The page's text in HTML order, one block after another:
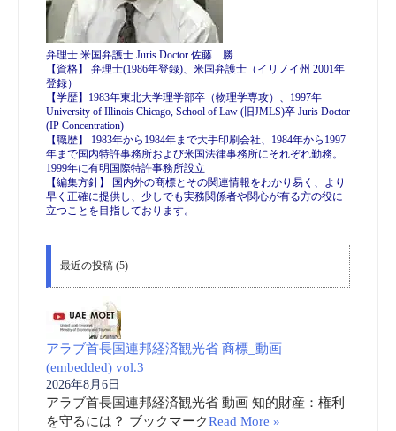
弁理士 米国弁護士 Juris Doctor 佐藤 勝
【資格】 弁理士(1986年登録)、米国弁護士（イリノイ州 2001年
登録）
【学歴】1983年東北大学理学部卒（物理学専攻）、1997年
University of Illinois Chicago, School of Law (旧JMLS)卒 Juris Doctor
(IP Concentration)
【職歴】 1983年から1984年まで大手印刷会社、1984年から1997
年まで国内特許事務所および米国法律事務所にそれぞれ勤務。
1999年に有明国際特許事務所設立
【編集方針】 国内外の商標とその関連情報をわかり易く、より
早く正確に提供し、少しでも実務関係者や関心が有る方の役に
立つことを目指しております。
最近の投稿 (5)
アラブ首長国連邦経済観光省 商標_動画
(embedded) vol.3
2026年8月6日
アラブ首長国連邦経済観光省 動画 知的財産：権利
を守るには？ ブックマークRead More »